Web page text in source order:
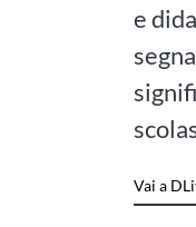
e
Vai a